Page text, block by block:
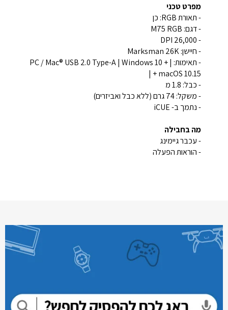
מפרט טכני
- תאורת RGB: כן
- דגם: M75 RGB
- DPI 26,000
- חיישן: Marksman 26K
- תאימות: PC / Mac® USB 2.0 Type-A | Windows 10 + |
macOS 10.15 + |
- כבל: 1.8 מ
- משקל: 74 גרם (ללא כבל ואביזרים)
- נתמך ב- iCUE
מה בחבילה
- עכבר גיימינג
- הוראות הפעלה